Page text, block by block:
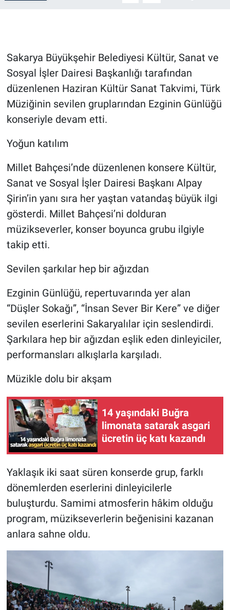
Sakarya Büyükşehir Belediyesi Kültür, Sanat ve
Sosyal İşler Dairesi Başkanlığı tarafından
düzenlenen Haziran Kültür Sanat Takvimi, Türk
Müziğinin sevilen gruplarından Ezginin Günlüğü
konseriyle devam etti.
Yoğun katılım
Millet Bahçesi’nde düzenlenen konsere Kültür,
Sanat ve Sosyal İşler Dairesi Başkanı Alpay
Şirin’in yanı sıra her yaştan vatandaş büyük ilgi
gösterdi. Millet Bahçesi’ni dolduran
müzikseverler, konser boyunca grubu ilgiyle
takip etti.
Sevilen şarkılar hep bir ağızdan
Ezginin Günlüğü, repertuvarında yer alan
“Düşler Sokağı”, “İnsan Sever Bir Kere” ve diğer
sevilen eserlerini Sakaryalılar için seslendirdi.
Şarkılara hep bir ağızdan eşlik eden dinleyiciler,
performansları alkışlarla karşıladı.
Müzikle dolu bir akşam
14 yaşındaki Buğra
limonata satarak asgari
ücretin üç katı kazandı
Yaklaşık iki saat süren konserde grup, farklı
dönemlerden eserlerini dinleyicilerle
buluşturdu. Samimi atmosferin hâkim olduğu
program, müzikseverlerin beğenisini kazanan
anlara sahne oldu.